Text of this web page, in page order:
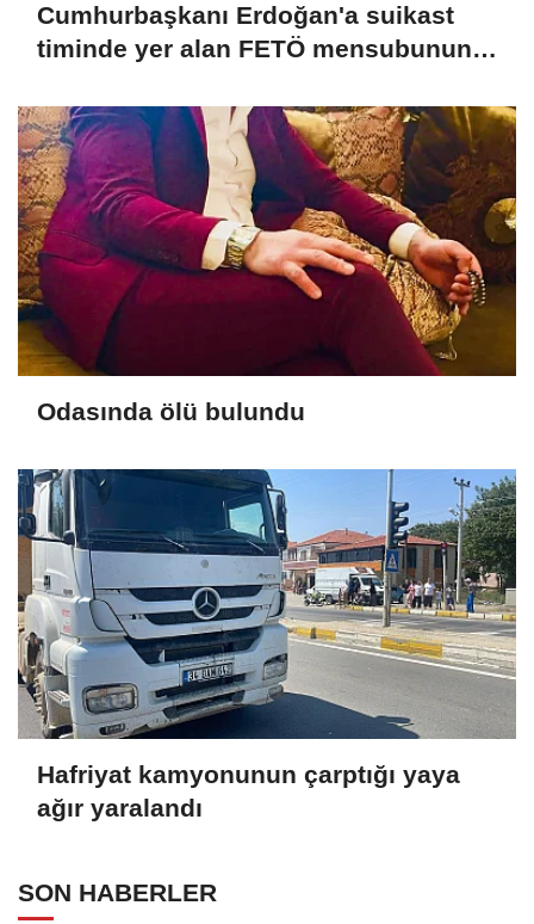
Cumhurbaşkanı Erdoğan'a suikast
timinde yer alan FETÖ mensubunun
Odasında ölü bulundu
Hafriyat kamyonunun çarptığı yaya
ağır yaralandı
SON HABERLER